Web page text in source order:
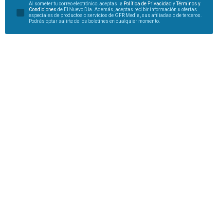
Al someter tu correo electrónico, aceptas la Política de Privacidad yTérminos y
Condiciones de El Nuevo Día. Además, aceptas recibir información u ofertas
especiales de productos o servicios de GFR Media, sus afiliadas o de terceros.
Podrás optar salirte de los boletines en cualquier momento.